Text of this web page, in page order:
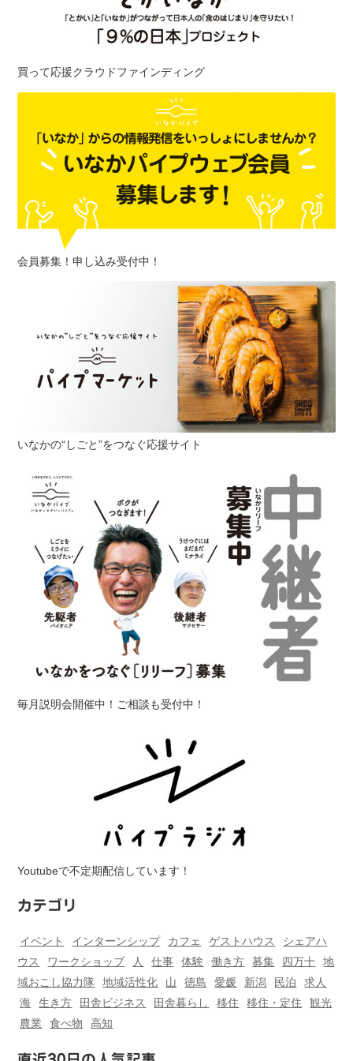
買って応援クラウドファインディング
会員募集！申し込み受付中！
いなかの“しごと”をつなぐ応援サイト
毎月説明会開催中！ご相談も受付中！
Youtubeで不定期配信しています！
カテゴリ
イベント インターンシップ カフェ ゲストハウス
シェアハ
ウス
ワークショップ 人 仕事 体験 働き方 募集 四万十
地
域おこし協力隊
地域活性化 山 徳島 愛媛 新潟 民泊
求人
海
生き方 田舎ビジネス 田舎暮らし 移住 移住・定住
観光
農業
食べ物 高知